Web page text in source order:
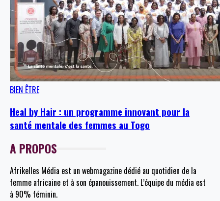
BIEN ÊTRE
Heal by Hair : un programme innovant pour la
santé mentale des femmes au Togo
A PROPOS
Afrikelles Média est un webmagazine dédié au quotidien de la
femme africaine et à son épanouissement. L’équipe du média est
à 90% féminin.